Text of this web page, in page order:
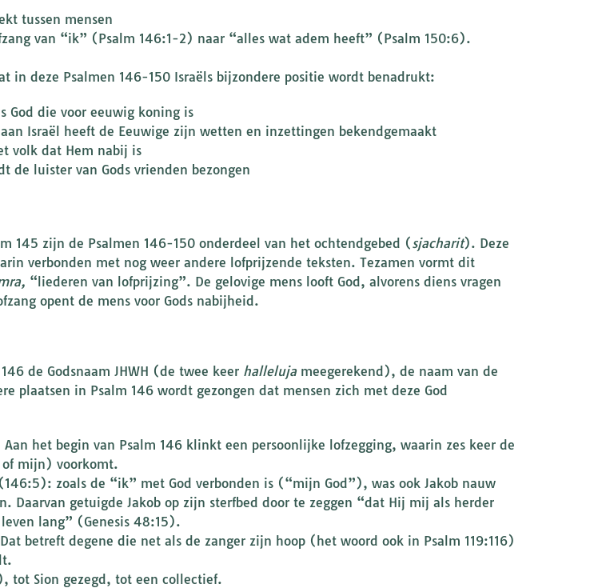
tussen mensen
van “ik” (Psalm 146:1-2) naar “alles wat adem heeft” (Psalm 150:6).
in deze Psalmen 146-150 Israëls bijzondere positie wordt benadrukt:
God die voor eeuwig koning is
Israël heeft de Eeuwige zijn wetten en inzettingen bekendgemaakt
volk dat Hem nabij is
de luister van Gods vrienden bezongen
145 zijn de Psalmen 146-150 onderdeel van het ochtendgebed (sjacharit). Deze
verbonden met nog weer andere lofprijzende teksten. Tezamen vormt dit
“liederen van lofprijzing”. De gelovige mens looft God, alvorens diens vragen
opent de mens voor Gods nabijheid.
de Godsnaam JHWH (de twee keer hallelujameegerekend), de naam van de
plaatsen in Psalm 146 wordt gezongen dat mensen zich met deze God
het begin van Psalm 146 klinkt een persoonlijke lofzegging, waarin zes keer de
mijn) voorkomt.
zoals de “ik” met God verbonden is (“mijn God”), was ook Jakob nauw
Daarvan getuigde Jakob op zijn sterfbed door te zeggen “dat Hij mij als herder
lang” (Genesis 48:15).
betreft degene die net als de zanger zijn hoop (het woord ook in Psalm 119:116)
tot Sion gezegd, tot een collectief.